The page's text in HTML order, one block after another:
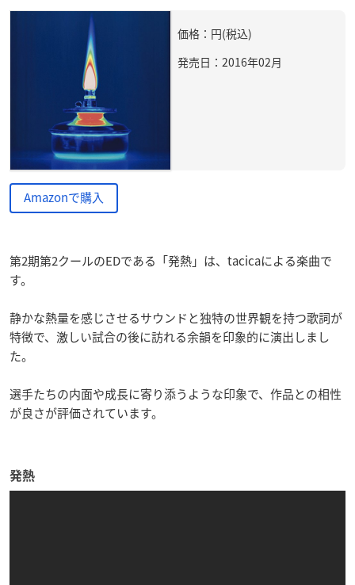
価格：円(税込)
発売日：2016年02月
Amazonで購入
第2期第2クールのEDである「発熱」は、tacicaによる楽曲で
す。
静かな熱量を感じさせるサウンドと独特の世界観を持つ歌詞が
特徴で、激しい試合の後に訪れる余韻を印象的に演出しまし
た。
選手たちの内面や成長に寄り添うような印象で、作品との相性
が良さが評価されています。
発熱